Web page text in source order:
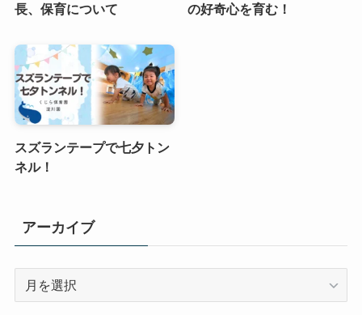
長、保育について
の好奇心を育む！
スズランテープで七夕トン
ネル！
アーカイブ